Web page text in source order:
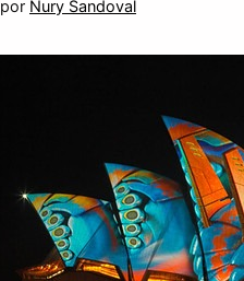
por Nury Sandoval